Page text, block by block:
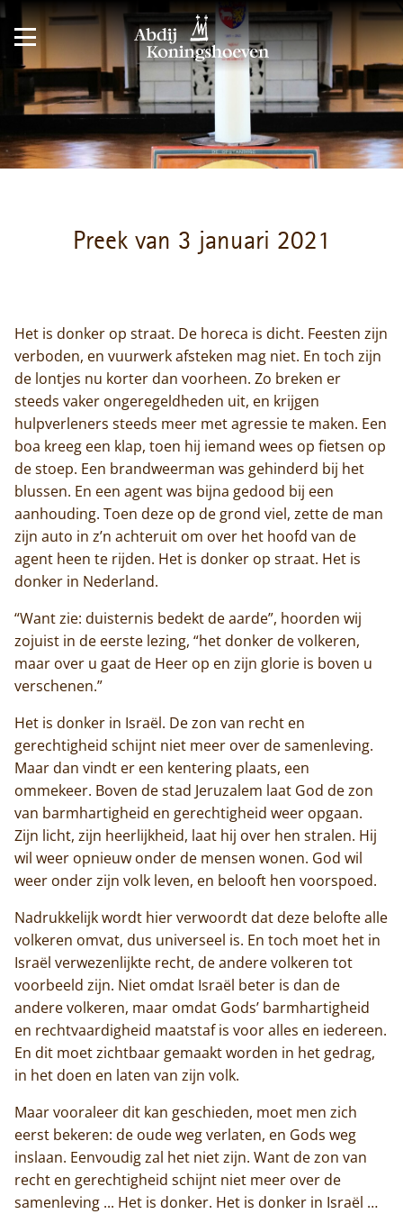
Preek van 3 januari 2021
Het is donker op straat. De horeca is dicht. Feesten zijn
verboden, en vuurwerk afsteken mag niet. En toch zijn
de lontjes nu korter dan voorheen. Zo breken er
steeds vaker ongeregeldheden uit, en krijgen
hulpverleners steeds meer met agressie te maken. Een
boa kreeg een klap, toen hij iemand wees op fietsen op
de stoep. Een brandweerman was gehinderd bij het
blussen. En een agent was bijna gedood bij een
aanhouding. Toen deze op de grond viel, zette de man
zijn auto in z’n achteruit om over het hoofd van de
agent heen te rijden. Het is donker op straat. Het is
donker in Nederland.
“Want zie: duisternis bedekt de aarde”, hoorden wij
zojuist in de eerste lezing, “het donker de volkeren,
maar over u gaat de Heer op en zijn glorie is boven u
verschenen.”
Het is donker in Israël. De zon van recht en
gerechtigheid schijnt niet meer over de samenleving.
Maar dan vindt er een kentering plaats, een
ommekeer. Boven de stad Jeruzalem laat God de zon
van barmhartigheid en gerechtigheid weer opgaan.
Zijn licht, zijn heerlijkheid, laat hij over hen stralen. Hij
wil weer opnieuw onder de mensen wonen. God wil
weer onder zijn volk leven, en belooft hen voorspoed.
Nadrukkelijk wordt hier verwoordt dat deze belofte alle
volkeren omvat, dus universeel is. En toch moet het in
Israël verwezenlijkte recht, de andere volkeren tot
voorbeeld zijn. Niet omdat Israël beter is dan de
andere volkeren, maar omdat Gods’ barmhartigheid
en rechtvaardigheid maatstaf is voor alles en iedereen.
En dit moet zichtbaar gemaakt worden in het gedrag,
in het doen en laten van zijn volk.
Maar vooraleer dit kan geschieden, moet men zich
eerst bekeren: de oude weg verlaten, en Gods weg
inslaan. Eenvoudig zal het niet zijn. Want de zon van
recht en gerechtigheid schijnt niet meer over de
samenleving ... Het is donker. Het is donker in Israël …